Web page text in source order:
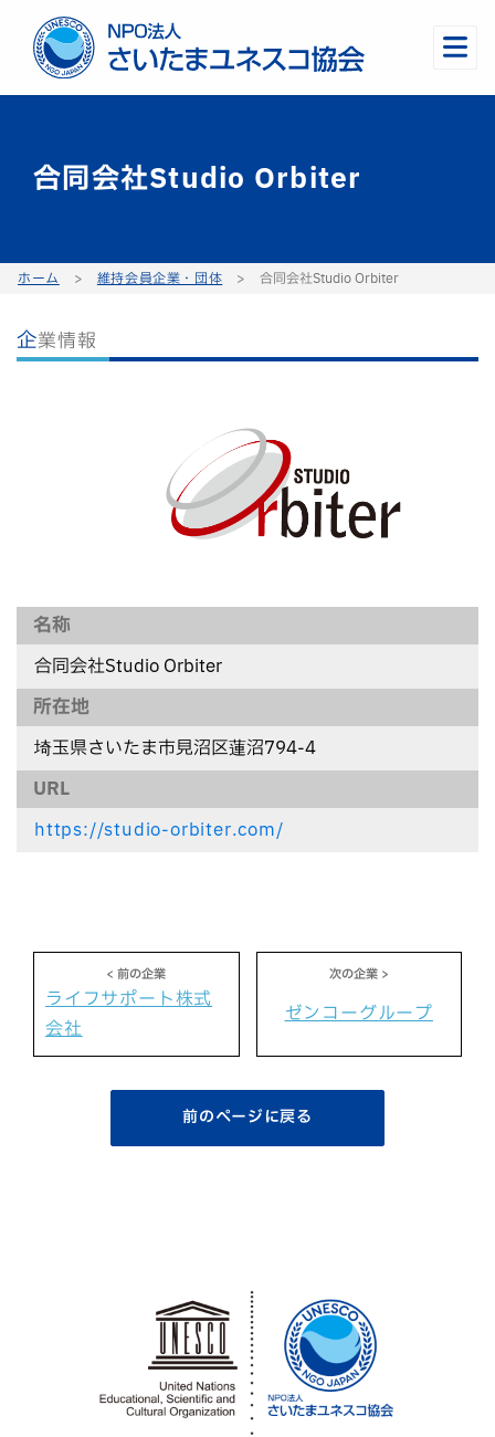
合同会社Studio Orbiter
ホーム > 維持会員企業・団体 > 合同会社Studio Orbiter
企業情報
名称
合同会社Studio Orbiter
所在地
埼玉県さいたま市見沼区蓮沼794-4
URL
https://studio-orbiter.com/
ライフサポート株式
会社
ゼンコーグループ
前のページに戻る